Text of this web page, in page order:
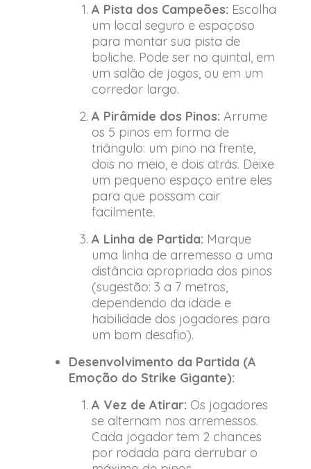
A Pista dos Campeões: Escolha
um local seguro e espaçoso
para montar sua pista de
boliche. Pode ser no quintal, em
um salão de jogos, ou em um
corredor largo.
A Pirâmide dos Pinos: Arrume
os 5 pinos em forma de
triângulo: um pino na frente,
dois no meio, e dois atrás. Deixe
um pequeno espaço entre eles
para que possam cair
facilmente.
A Linha de Partida: Marque
uma linha de arremesso a uma
distância apropriada dos pinos
(sugestão: 3 a 7 metros,
dependendo da idade e
habilidade dos jogadores para
um bom desafio).
Desenvolvimento da Partida (A
Emoção do Strike Gigante):
A Vez de Atirar: Os jogadores
se alternam nos arremessos.
Cada jogador tem 2 chances
por rodada para derrubar o